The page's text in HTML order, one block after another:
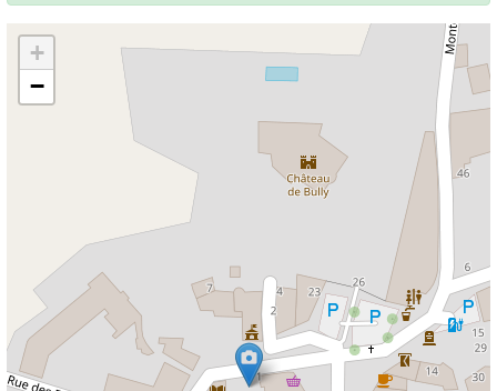
+
−